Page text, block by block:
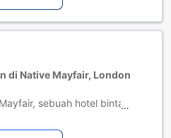
katil bayi, ia mungkin
katil sedia ada.
di Native Mayfair, London
sebuah hotel bintang
13 bilik yang direka